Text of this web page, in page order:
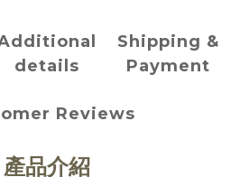
details
Shipping &
Payment
Reviews
產品介紹